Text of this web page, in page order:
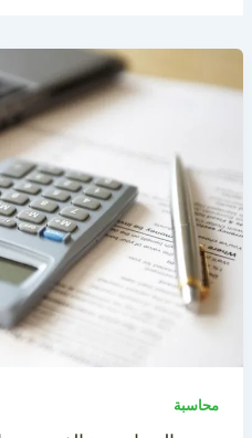
محاسبة